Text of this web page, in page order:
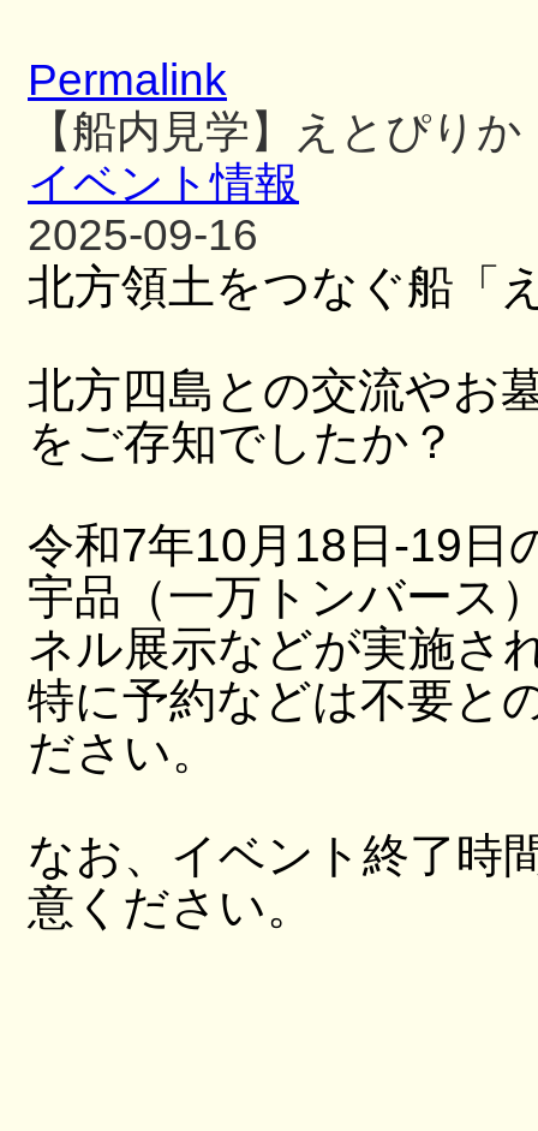
Permalink
【船内見学】えとぴりか
イベント情報
2025-09-16
北方領土をつなぐ船「
北方四島との交流やお
をご存知でしたか？
令和7年10月18日-19日
宇品（一万トンバース
ネル展示などが実施さ
特に予約などは不要と
ださい。
なお、イベント終了時
意ください。